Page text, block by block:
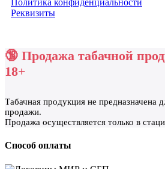
Реквизиты
🔞 Продажа табачной
18+
Табачная продукция не предназначена
продажи.
Продажа осуществляется только в
Способ оплаты